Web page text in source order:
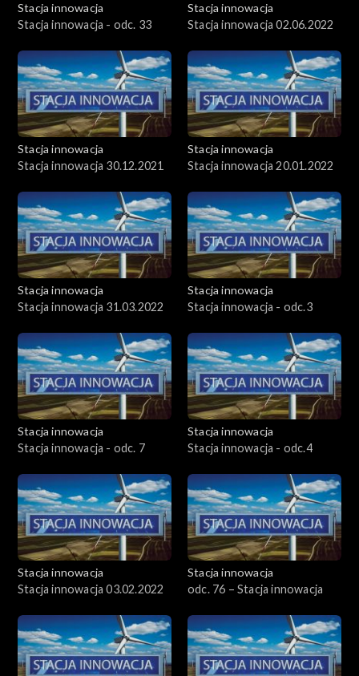
Stacja innowacja
Stacja innowacja - odc. 33
Stacja innowacja
Stacja innowacja 02.06.2022
Stacja innowacja
Stacja innowacja 30.12.2021
Stacja innowacja
Stacja innowacja 20.01.2022
Stacja innowacja
Stacja innowacja 31.03.2022
Stacja innowacja
Stacja innowacja - odc.3
Stacja innowacja
Stacja innowacja - odc. 7
Stacja innowacja
Stacja innowacja - odc.4
Stacja innowacja
Stacja innowacja 03.02.2022
Stacja innowacja
odc. 76 – Stacja innowacja